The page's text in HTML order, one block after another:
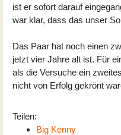
ist er sofort darauf
war klar, dass das unser
Das Paar hat noch einen
jetzt vier Jahre alt ist. Für
als die Versuche ein
nicht von Erfolg gekrönt
Teilen:
Big Kenny